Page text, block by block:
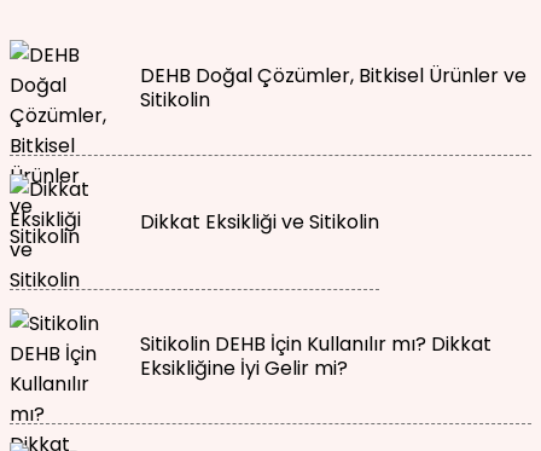
DEHB Doğal Çözümler, Bitkisel Ürünler ve
Sitikolin
Dikkat Eksikliği ve Sitikolin
Sitikolin DEHB İçin Kullanılır mı? Dikkat
Eksikliğine İyi Gelir mi?